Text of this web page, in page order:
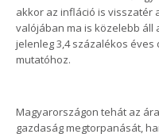
akkor az infláció is visszatér
valójában ma is közelebb áll
jelenleg 3,4 százalékos
mutatóhoz.
Magyarországon tehát az
gazdaság megtorpanását,